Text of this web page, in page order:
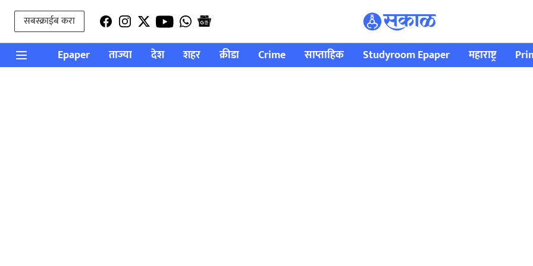
सबस्क्राईब करा
Epaper ताज्या देश शहर क्रीडा Crime साप्ताहिक Studyroom Epaper महाराष्ट्र